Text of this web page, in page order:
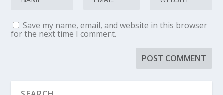
Save my name, email, and website in this browser
for the next time I comment.